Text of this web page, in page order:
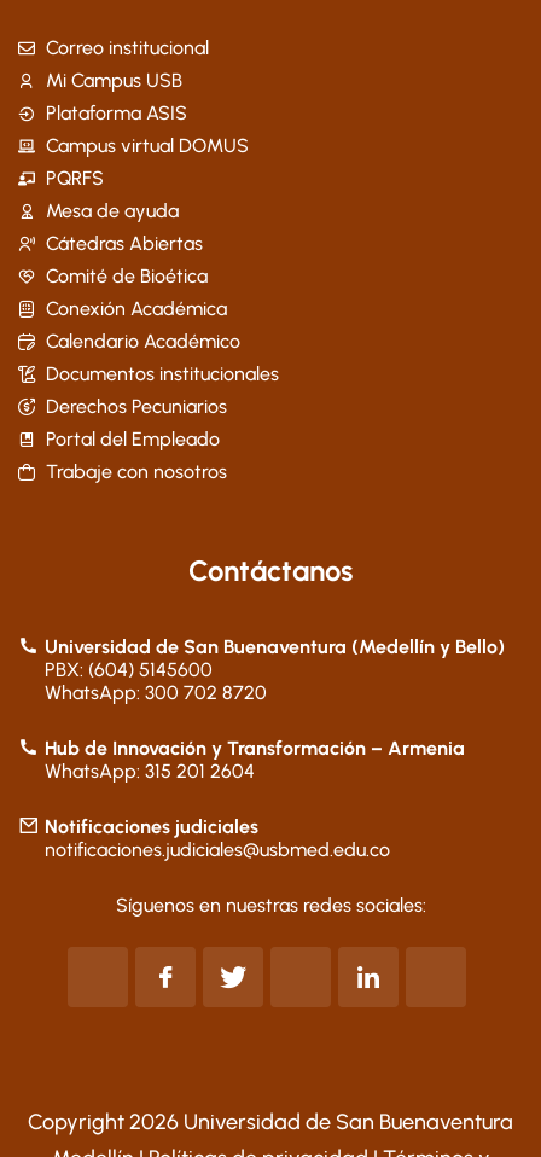
Correo institucional
Mi Campus USB
Plataforma ASIS
Campus virtual DOMUS
PQRFS
Mesa de ayuda
Cátedras Abiertas
Comité de Bioética
Conexión Académica
Calendario Académico
Documentos institucionales
Derechos Pecuniarios
Portal del Empleado
Trabaje con nosotros
Contáctanos
Universidad de San Buenaventura (Medellín y Bello)
PBX: (604) 5145600
WhatsApp: 300 702 8720
Hub de Innovación y Transformación – Armenia
WhatsApp: 315 201 2604
Notificaciones judiciales
notificaciones.judiciales@usbmed.edu.co
Síguenos en nuestras redes sociales:
Copyright 2026 Universidad de San Buenaventura